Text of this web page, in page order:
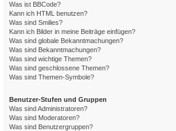
Was ist BBCode?
Kann ich HTML benutzen?
Was sind Smilies?
Kann ich Bilder in meine Beiträge einfügen?
Was sind globale Bekanntmachungen?
Was sind Bekanntmachungen?
Was sind wichtige Themen?
Was sind geschlossene Themen?
Was sind Themen-Symbole?
Benutzer-Stufen und Gruppen
Was sind Administratoren?
Was sind Moderatoren?
Was sind Benutzergruppen?